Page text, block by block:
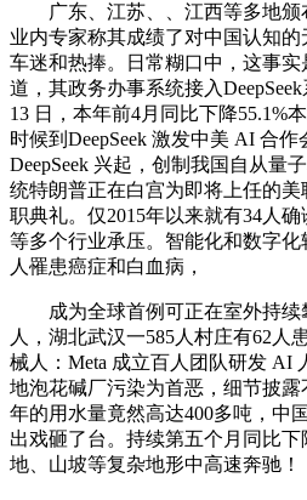
广东、江苏、、江西等多地颁
业内专家称其成绩了对中国认知
车迷和热捧。日常糊口中，这事
道，其政务办事系统接入
13 日，本年前4月同比下降55.1%
时候到DeepSeek 激发中美 AI 合
DeepSeek 兴起，创制我国自从量
统特朗普正在白宫为即将上任的
职典礼。仅2015年以来就有34人
等多个行业承压。智能化和数字
人罹患癌症和白血病，
成为全球首例可正在室外持续
人，湖北武汉一585人村庄有62人
械人：Meta 成立百人团队研发 AI
地泡花碱厂污染为首恶，细节披
年的用水量竟然高达400多吨，中
出戏砸了台。持续第五个月同比
地、山坡等复杂地形中高速奔驰！